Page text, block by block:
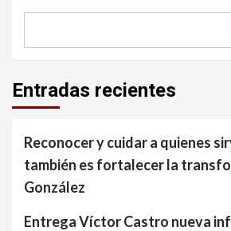
Entradas recientes
Reconocer y cuidar a quienes
también es fortalecer la
González
Entrega Víctor Castro nueva